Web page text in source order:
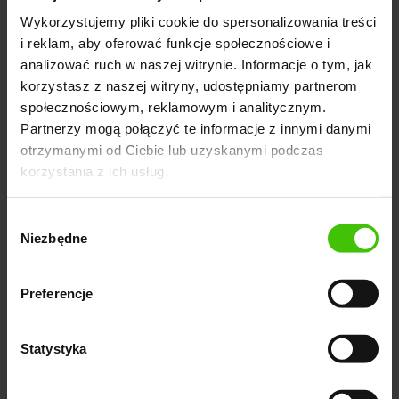
Wykorzystujemy pliki cookie do spersonalizowania treści
i reklam, aby oferować funkcje społecznościowe i
analizować ruch w naszej witrynie. Informacje o tym, jak
korzystasz z naszej witryny, udostępniamy partnerom
społecznościowym, reklamowym i analitycznym.
Partnerzy mogą połączyć te informacje z innymi danymi
otrzymanymi od Ciebie lub uzyskanymi podczas
korzystania z ich usług.
zgody
Niezbędne
Preferencje
Statystyka
Dzięki temu można zidentyfikować bariery, które
zniechęcają użytkowników do ukończenia logowania,
oraz wprowadzić odpowiednie poprawki.Zbyt długi
czas wprowadzania danych do poszczególnych
pól może świadczyć o trudnościach , takich jak zbyt
skomplikowane wymagania dotyczące hasła czy
konieczność wpisywania zbyt wielu informacji.
mobilnych
tabletach, jest niezbędne, ponieważ coraz więcej